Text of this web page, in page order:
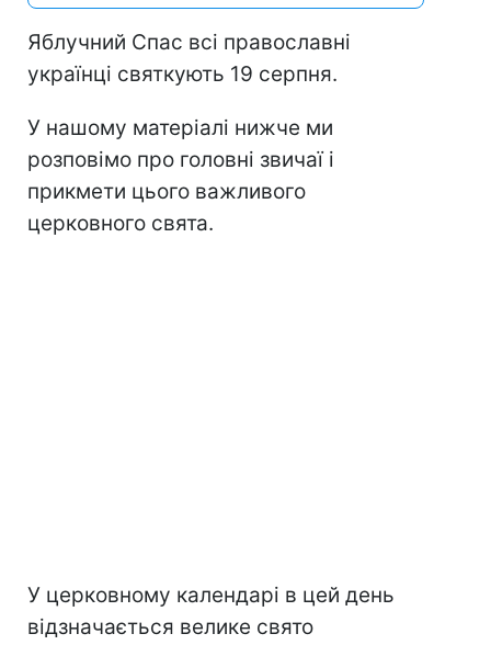
Яблучний Спас всі православні
українці святкують 19 серпня.
У нашому матеріалі нижче ми
розповімо про головні звичаї і
прикмети цього важливого
церковного свята.
У церковному календарі в цей день
відзначається велике свято